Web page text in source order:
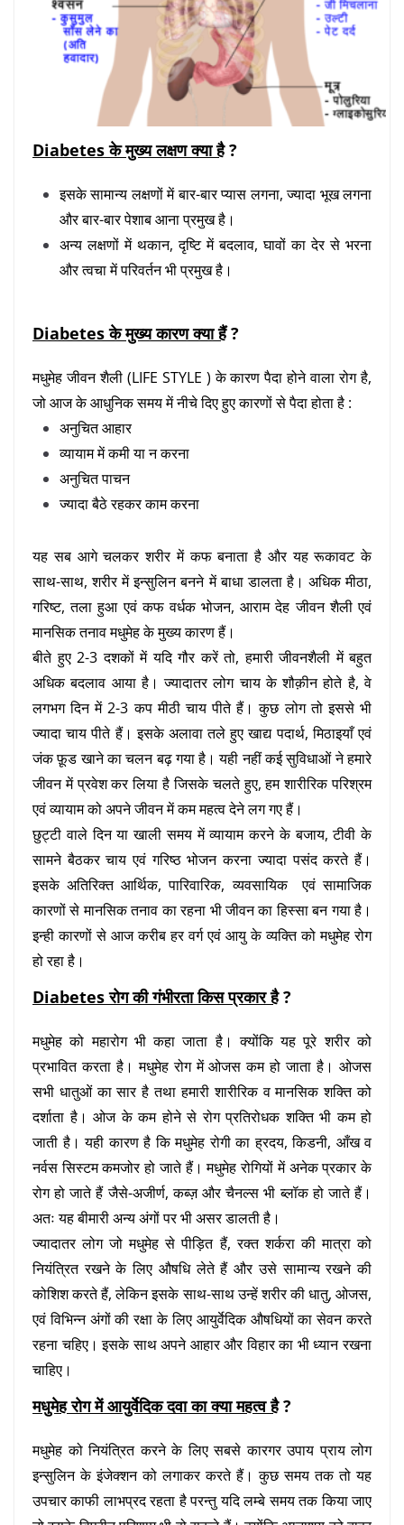
Diabetes के मुख्य लक्षण क्या है?
इसके सामान्य लक्षणों में बार-बार प्यास लगना, ज्यादा भूख लगना
और बार-बार पेशाब आना प्रमुख है।
अन्य लक्षणों में थकान, दृष्टि में बदलाव, घावों का देर से भरना
और त्वचा में परिवर्तन भी प्रमुख है।
Diabetes के मुख्य कारण क्या हैं?
मधुमेह जीवन शैली (LIFE STYLE ) के कारण पैदा होने वाला रोग है,
जो आज के आधुनिक समय में नीचे दिए हुए कारणों से पैदा होता है :
अनुचित आहार
व्यायाम में कमी या न करना
अनुचित पाचन
ज्यादा बैठे रहकर काम करना
यह सब आगे चलकर शरीर में कफ बनाता है और यह रूकावट के
साथ-साथ, शरीर में इन्सुलिन बनने में बाधा डालता है। अधिक मीठा,
गरिष्ट, तला हुआ एवं कफ वर्धक भोजन, आराम देह जीवन शैली एवं
मानसिक तनाव मधुमेह के मुख्य कारण हैं।
बीते हुए 2-3 दशकों में यदि गौर करें तो, हमारी जीवनशैली में बहुत
अधिक बदलाव आया है। ज्यादातर लोग चाय के शौक़ीन होते है, वे
लगभग दिन में 2-3 कप मीठी चाय पीते हैं। कुछ लोग तो इससे भी
ज्यादा चाय पीते हैं। इसके अलावा तले हुए खाद्य पदार्थ, मिठाइयाँ एवं
जंक फ़ूड खाने का चलन बढ़ गया है। यही नहीं कई सुविधाओं ने हमारे
जीवन में प्रवेश कर लिया है जिसके चलते हुए, हम शारीरिक परिश्रम
एवं व्यायाम को अपने जीवन में कम महत्व देने लग गए हैं।
छुट्टी वाले दिन या खाली समय में व्यायाम करने के बजाय, टीवी के
सामने बैठकर चाय एवं गरिष्ठ भोजन करना ज्यादा पसंद करते हैं।
इसके अतिरिक्त आर्थिक, पारिवारिक, व्यवसायिक एवं सामाजिक
कारणों से मानसिक तनाव का रहना भी जीवन का हिस्सा बन गया है।
इन्ही कारणों से आज करीब हर वर्ग एवं आयु के व्यक्ति को मधुमेह रोग
हो रहा है।
Diabetes रोग की गंभीरता किस प्रकार है?
मधुमेह को महारोग भी कहा जाता है। क्योंकि यह पूरे शरीर को
प्रभावित करता है। मधुमेह रोग में ओजस कम हो जाता है। ओजस
सभी धातुओं का सार है तथा हमारी शारीरिक व मानसिक शक्ति को
दर्शाता है। ओज के कम होने से रोग प्रतिरोधक शक्ति भी कम हो
जाती है। यही कारण है कि मधुमेह रोगी का ह्रदय, किडनी, आँख व
नर्वस सिस्टम कमजोर हो जाते हैं। मधुमेह रोगियों में अनेक प्रकार के
रोग हो जाते हैं जैसे-अजीर्ण, कब्ज़ और चैनल्स भी ब्लॉक हो जाते हैं।
अतः यह बीमारी अन्य अंगों पर भी असर डालती है।
ज्यादातर लोग जो मधुमेह से पीड़ित हैं, रक्त शर्करा की मात्रा को
नियंत्रित रखने के लिए औषधि लेते हैं और उसे सामान्य रखने की
कोशिश करते हैं, लेकिन इसके साथ-साथ उन्हें शरीर की धातु, ओजस,
एवं विभिन्न अंगों की रक्षा के लिए आयुर्वेदिक औषधियों का सेवन करते
रहना चहिए। इसके साथ अपने आहार और विहार का भी ध्यान रखना
चाहिए।
मधुमेह रोग में आयुर्वेदिक दवा का क्या महत्व है?
मधुमेह को नियंत्रित करने के लिए सबसे कारगर उपाय प्राय लोग
इन्सुलिन के इंजेक्शन को लगाकर करते हैं। कुछ समय तक तो यह
उपचार काफी लाभप्रद रहता है परन्तु यदि लम्बे समय तक किया जाए